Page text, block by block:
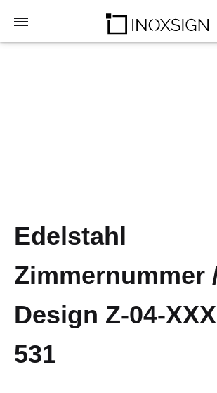
INOXSIGN
Edelstahl
Zimmernummer
Design Z-04-
531